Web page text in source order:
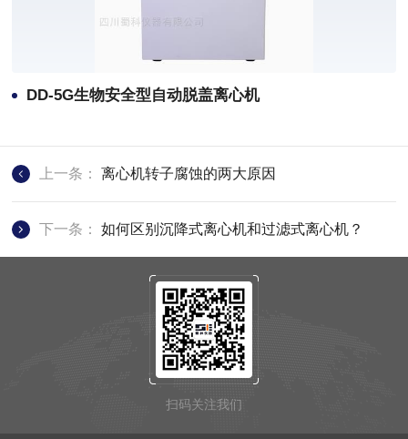
DD-5G生物安全型自动脱盖离心机
上一条：离心机转子腐蚀的两大原因
下一条：如何区别沉降式离心机和过滤式离心机？
扫码关注我们